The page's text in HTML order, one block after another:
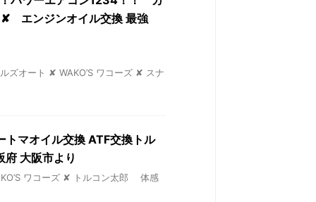
エンジンオイル交換 最強
ズオート ✘ WAKO’S ワコーズ ✘ スナ
マオイル交換 ATF交換トル
大阪市より
ワコーズ ✘ トルコン太郎 体感